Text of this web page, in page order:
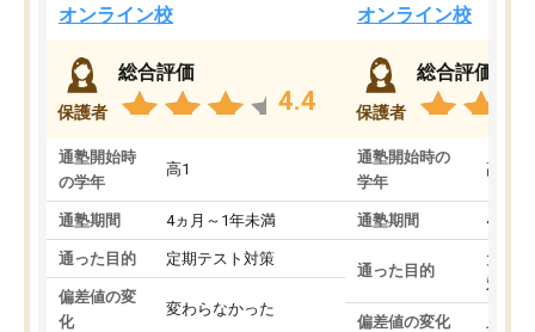
オンライン校
保護者
総合評価
4.4
通塾開始時
の学年
高1
通塾期間 4ヵ月～1年未満
通った目的 定期テスト対策
偏差値の変
化
変わらなかった
オンライン校
保護者
総合評価
通塾開始時の
学年
高3
通塾期間 4ヵ月
通った目的
大学
対策
偏差値の変化